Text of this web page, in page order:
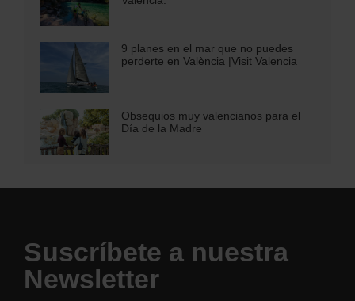
9 planes en el mar que no puedes
perderte en València |Visit Valencia
Obsequios muy valencianos para el
Día de la Madre
Suscríbete a nuestra
Newsletter